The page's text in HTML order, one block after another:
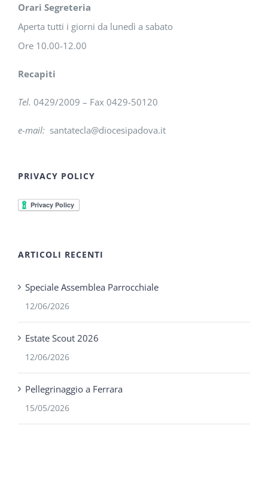
Orari Segreteria
Aperta tutti i giorni da lunedì a sabato
Ore 10.00-12.00
Recapiti
Tel. 0429/2009 – Fax 0429-50120
e-mail: santatecla@diocesipadova.it
PRIVACY POLICY
ARTICOLI RECENTI
Speciale Assemblea Parrocchiale
12/06/2026
Estate Scout 2026
12/06/2026
Pellegrinaggio a Ferrara
15/05/2026